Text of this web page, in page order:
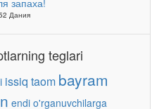
запаха!
Дания
teglari
issiq taom bayram
endi o'rganuvchilarga